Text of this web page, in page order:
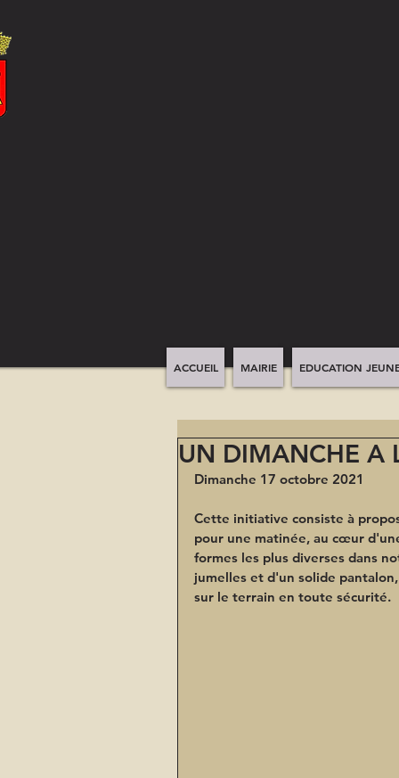
ACCUEIL MAIRIE EDUCATION
UN DIMANCHE A
Dimanche 17 octobre 2021
Cette initiative consiste à
pour une matinée, au cœur
formes les plus diverses dans
jumelles et d'un solide
sur le terrain en toute sécurité.